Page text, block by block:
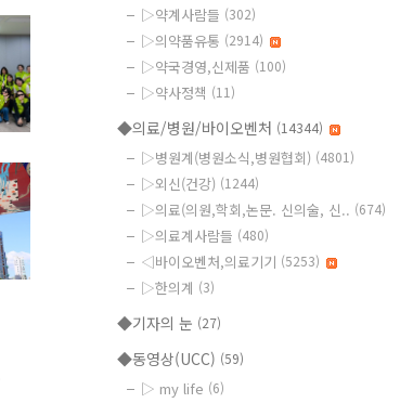
▷약계사람들 (302)
▷의약품유통 (2914)
▷약국경영,신제품 (100)
▷약사정책 (11)
◆의료/병원/바이오벤처 (14344)
▷병원계(병원소식,병원협회) (4801)
▷외신(건강) (1244)
▷의료(의원,학회,논문. 신의술, 신.. (674)
▷의료계사람들 (480)
◁바이오벤처,의료기기 (5253)
▷한의계 (3)
◆기자의 눈 (27)
◆동영상(UCC) (59)
▷ my life (6)